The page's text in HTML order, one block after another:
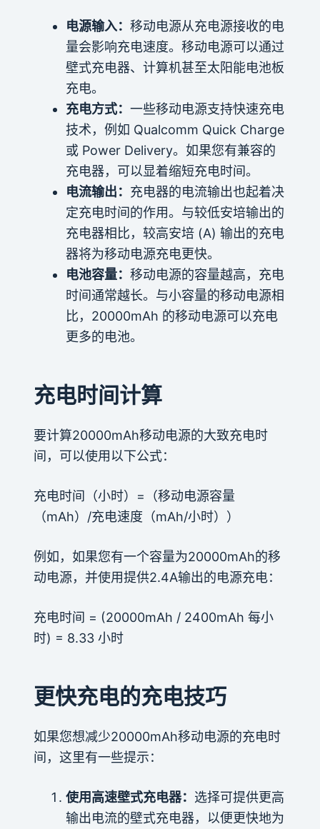
电源输入： 移动电源从充电源接收的电
量会影响充电速度。移动电源可以通过
壁式充电器、计算机甚至太阳能电池板
充电。
充电方式： 一些移动电源支持快速充电
技术，例如 Qualcomm Quick Charge
或 Power Delivery。如果您有兼容的
充电器，可以显着缩短充电时间。
电流输出： 充电器的电流输出也起着决
定充电时间的作用。与较低安培输出的
充电器相比，较高安培 (A) 输出的充电
器将为移动电源充电更快。
电池容量： 移动电源的容量越高，充电
时间通常越长。与小容量的移动电源相
比，20000mAh 的移动电源可以充电
更多的电池。
充电时间计算
要计算20000mAh移动电源的大致充电时
间，可以使用以下公式：
充电时间（小时）=（移动电源容量
（mAh）/充电速度（mAh/小时））
例如，如果您有一个容量为20000mAh的移
动电源，并使用提供2.4A输出的电源充电：
充电时间 = (20000mAh / 2400mAh 每小
时) = 8.33 小时
更快充电的充电技巧
如果您想减少20000mAh移动电源的充电时
间，这里有一些提示：
使用高速壁式充电器： 选择可提供更高
输出电流的壁式充电器，以便更快地为